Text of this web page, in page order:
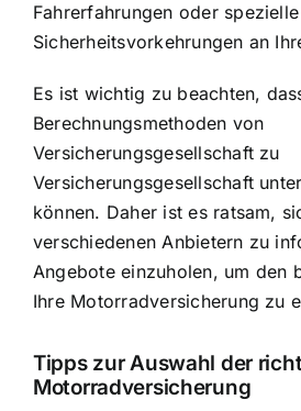
Fahrerfahrungen oder spezielle
Sicherheitsvorkehrungen an
Es ist wichtig zu beachten,
Berechnungsmethoden von
Versicherungsgesellschaft zu
Versicherungsgesellschaft
können. Daher ist es ratsam,
verschiedenen Anbietern zu
Angebote einzuholen, um den
Ihre Motorradversicherung zu
Tipps zur Auswahl der
Motorradversicherung